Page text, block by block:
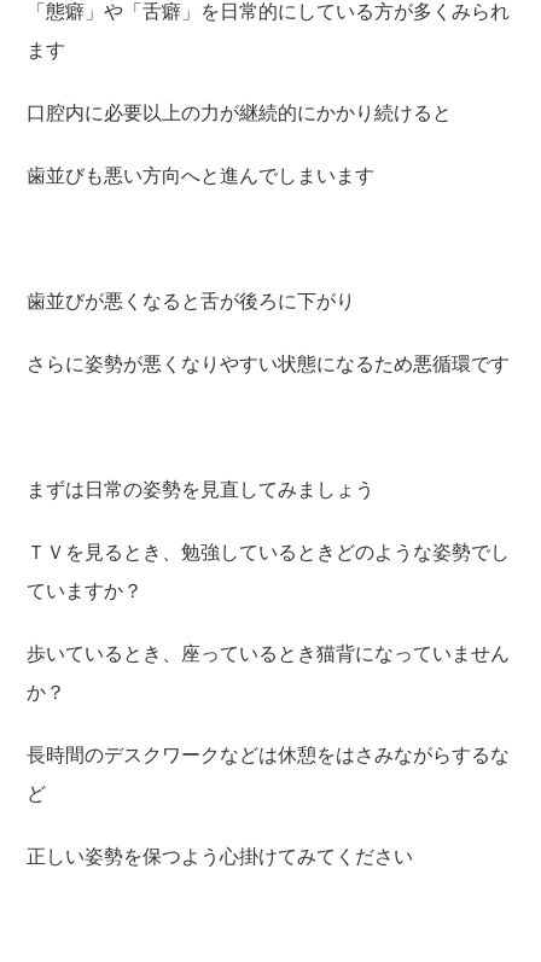
「態癖」や「舌癖」を日常的にしている方が多くみられ
ます
口腔内に必要以上の力が継続的にかかり続けると
歯並びも悪い方向へと進んでしまいます
歯並びが悪くなると舌が後ろに下がり
さらに姿勢が悪くなりやすい状態になるため悪循環です
まずは日常の姿勢を見直してみましょう
ＴＶを見るとき、勉強しているときどのような姿勢でし
ていますか？
歩いているとき、座っているとき猫背になっていません
か？
長時間のデスクワークなどは休憩をはさみながらするな
ど
正しい姿勢を保つよう心掛けてみてください